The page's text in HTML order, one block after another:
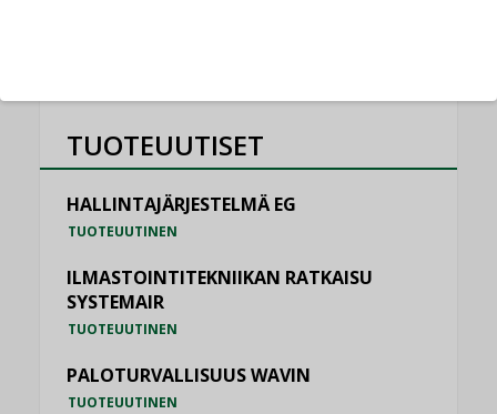
TUOTEUUTISET
HALLINTAJÄRJESTELMÄ EG
TUOTEUUTINEN
ILMASTOINTITEKNIIKAN RATKAISU
SYSTEMAIR
TUOTEUUTINEN
PALOTURVALLISUUS WAVIN
TUOTEUUTINEN